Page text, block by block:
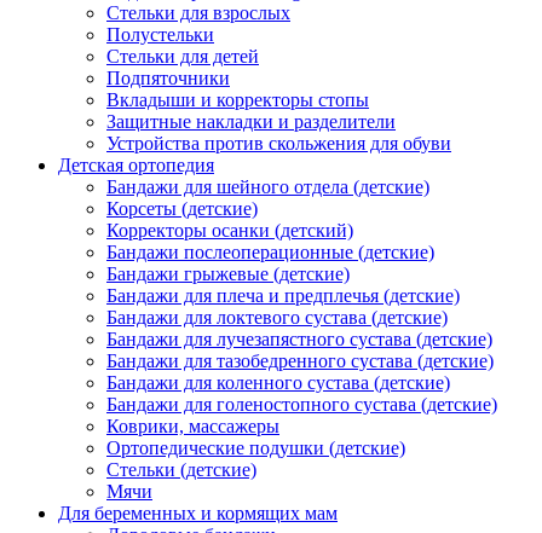
Стельки для взрослых
Полустельки
Стельки для детей
Подпяточники
Вкладыши и корректоры стопы
Защитные накладки и разделители
Устройства против скольжения для обуви
Детская ортопедия
Бандажи для шейного отдела (детские)
Корсеты (детские)
Корректоры осанки (детский)
Бандажи послеоперационные (детские)
Бандажи грыжевые (детские)
Бандажи для плеча и предплечья (детские)
Бандажи для локтевого сустава (детские)
Бандажи для лучезапястного сустава (детские)
Бандажи для тазобедренного сустава (детские)
Бандажи для коленного сустава (детские)
Бандажи для голеностопного сустава (детские)
Коврики, массажеры
Ортопедические подушки (детские)
Стельки (детские)
Мячи
Для беременных и кормящих мам